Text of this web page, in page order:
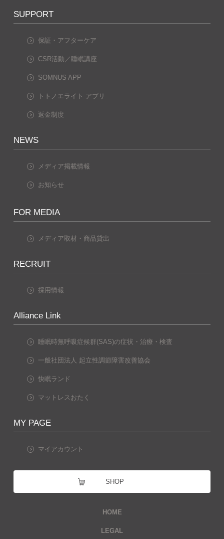
SUPPORT
保証・アフターケア
CSR活動／睡眠講座
SOMNUS APP
トトノエライト アプリ
返金制度
NEWS
メディア掲載情報
お知らせ
FOR MEDIA
メディア取材・商品貸出
RECRUIT
採用情報
Alliance Link
睡眠時無呼吸症候群(SAS)の症状・治療・検査
一般社団法人 起立性調節障害改善協会
快眠ランド
マットレスおたく
MY PAGE
マイアカウント
SHOP
HOME
LEGAL